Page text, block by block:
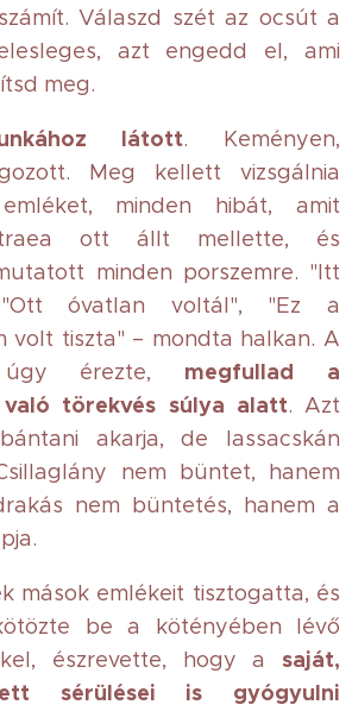
Válaszd szét az ocsút a
azt engedd el, ami
meg.
látott. Keményen,
Meg kellett vizsgálnia
minden hibát, amit
ott állt mellette, és
minden porszemre. "Itt
"Ott óvatlan voltál", "Ez a
volt tiszta" – mondta halkan. A
érezte, megfullad a
való törekvés súlya alatt. Azt
akarja, de lassacskán
nem büntet, hanem
nem büntetés, hanem a
mások emlékeit tisztogatta, és
be a kötényében lévő
észrevette, hogy a saját,
sérülései is gyógyulni